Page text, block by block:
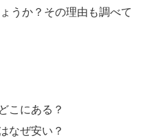
うか？その理由も調べて
こにある？
なぜ安い？